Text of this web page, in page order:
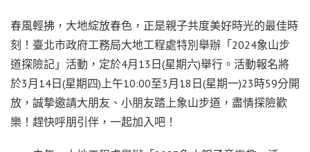
春風輕拂，大地綻放春色，正是親子共度美好時光的最佳時
刻！臺北市政府工務局大地工程處特別舉辦「2024象山步
道探險記」活動，定於4月13日(星期六)舉行。活動報名將
於3月14日(星期四)上午10:00至3月18日(星期一)23時59分開
放，誠摯邀請大朋友、小朋友踏上象山步道，盡情探險歡
樂！趕快呼朋引伴，一起加入吧！